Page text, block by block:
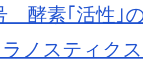
酵素｢活性｣
ノスティク